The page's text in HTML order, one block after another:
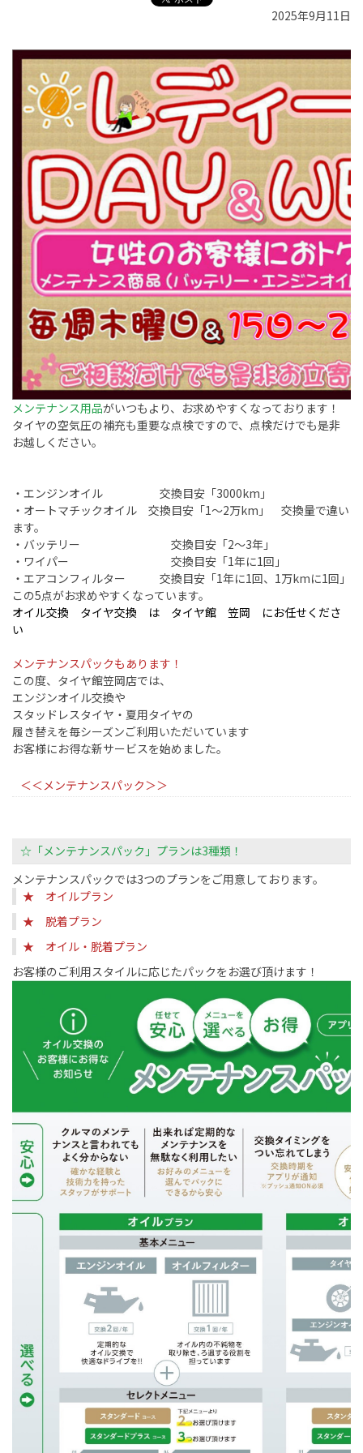
2025年9月11日
メンテナンス用品がいつもより、お求めやすくなっております！
タイヤの空気圧の補充も重要な点検ですので、点検だけでも是非
お越しください。
・エンジンオイル 交換目安「3000km」
・オートマチックオイル 交換目安「1～2万km」 交換量で違い
ます。
・バッテリー 交換目安「2～3年」
・ワイパー 交換目安「1年に1回」
・エアコンフィルター 交換目安「1年に1回、1万kmに1回」
この5点がお求めやすくなっています。
オイル交換 タイヤ交換 は タイヤ館 笠岡 にお任せくださ
い
メンテナンスパックもあります！
この度、タイヤ館笠岡店では、
エンジンオイル交換や
スタッドレスタイヤ・夏用タイヤの
履き替えを毎シーズンご利用いただいています
お客様にお得な新サービスを始めました。
＜＜メンテナンスパック＞＞
☆「メンテナンスパック」プランは3種類！
メンテナンスパックでは3つのプランをご用意しております。
★ オイルプラン
★ 脱着プラン
★ オイル・脱着プラン
お客様のご利用スタイルに応じたパックをお選び頂けます！